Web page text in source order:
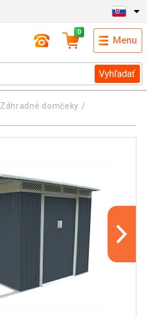
Vyhľadať
0
Menu
Záhradné domčeky